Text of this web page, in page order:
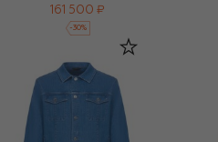
161 500 ₽
-30%